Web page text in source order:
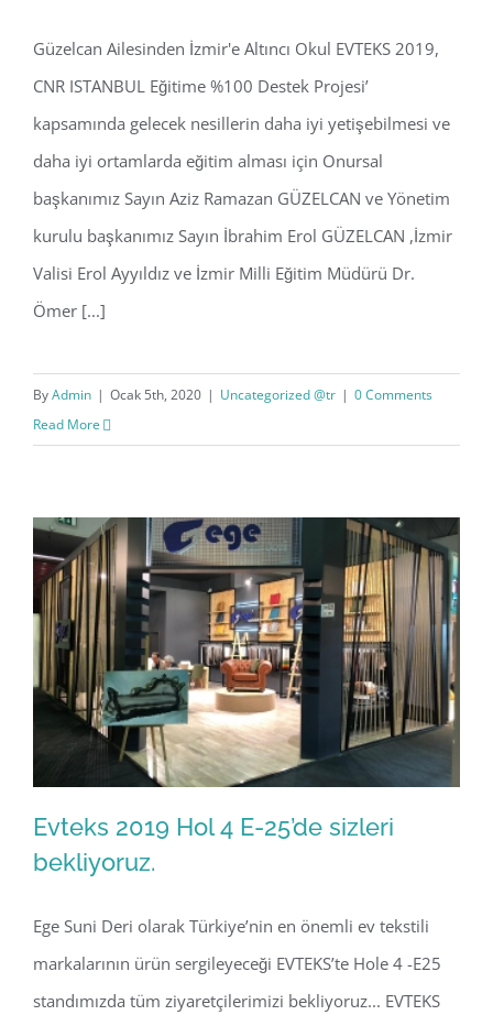
Güzelcan Ailesinden İzmir’e Altıncı
Okul
Güzelcan Ailesinden İzmir'e Altıncı Okul EVTEKS 2019,
CNR ISTANBUL Eğitime %100 Destek Projesi’
kapsamında gelecek nesillerin daha iyi yetişebilmesi ve
daha iyi ortamlarda eğitim alması için Onursal
başkanımız Sayın Aziz Ramazan GÜZELCAN ve Yönetim
kurulu başkanımız Sayın İbrahim Erol GÜZELCAN ,İzmir
Valisi Erol Ayyıldız ve İzmir Milli Eğitim Müdürü Dr.
Ömer [...]
ByAdmin | Ocak 5th, 2020 | Uncategorized @tr | 0 Comments
Read More
Evteks 2019 Hol 4 E-25’de sizleri
bekliyoruz.
Evteks 2019 Hol 4 E-25’de sizleri
bekliyoruz.
Ege Suni Deri olarak Türkiye’nin en önemli ev tekstili
markalarının ürün sergileyeceği EVTEKS’te Hole 4 -E25
standımızda tüm ziyaretçilerimizi bekliyoruz... EVTEKS